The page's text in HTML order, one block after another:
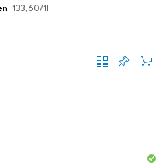
EUR
133,60/1l